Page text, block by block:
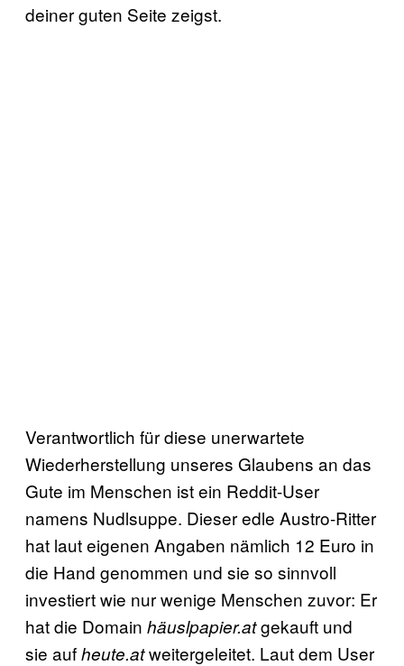
deiner guten Seite zeigst.
Verantwortlich für diese unerwartete
Wiederherstellung unseres Glaubens an das
Gute im Menschen ist ein Reddit-User
namens Nudlsuppe. Dieser edle Austro-Ritter
hat laut eigenen Angaben nämlich 12 Euro in
die Hand genommen und sie so sinnvoll
investiert wie nur wenige Menschen zuvor: Er
hat die Domain häuslpapier.atgekauft und
sie aufheute.atweitergeleitet. Laut dem User